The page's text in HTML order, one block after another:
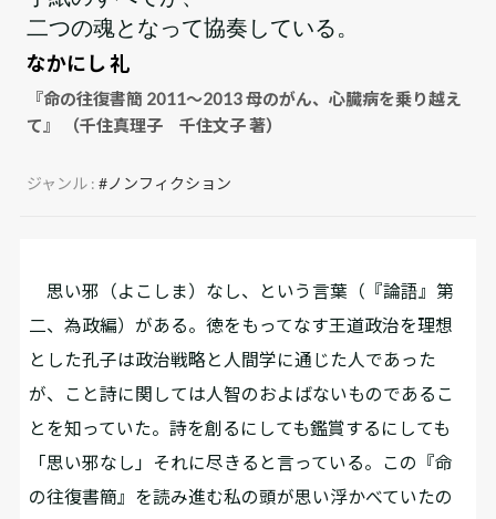
二つの魂となって協奏している。
なかにし 礼
『命の往復書簡 2011～2013 母のがん、心臓病を乗り越え
て』 （千住真理子 千住文子 著）
ジャンル :#ノンフィクション
思い邪（よこしま）なし、という言葉（『論語』第
二、為政編）がある。徳をもってなす王道政治を理想
とした孔子は政治戦略と人間学に通じた人であった
が、こと詩に関しては人智のおよばないものであるこ
とを知っていた。詩を創るにしても鑑賞するにしても
「思い邪なし」それに尽きると言っている。この『命
の往復書簡』を読み進む私の頭が思い浮かべていたの